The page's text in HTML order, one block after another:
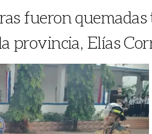
fueron
provincia, Elías